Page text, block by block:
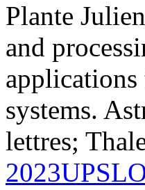
Plante Julien
and
applications
systems.
lettres;